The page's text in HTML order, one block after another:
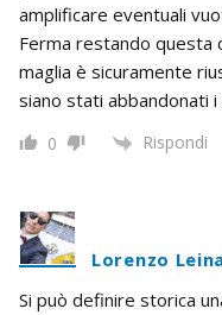
amplificare eventuali
Ferma restando questa
maglia è sicuramente
siano stati abbandonati
0 Rispondi
Lorenzo
Si può definire storica